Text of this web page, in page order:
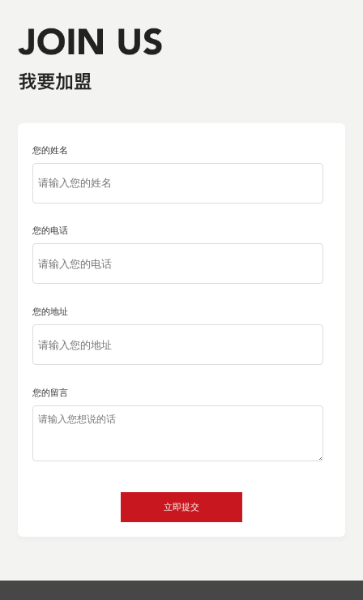
您的姓名
您的电话
您的地址
您的留言
立即提交